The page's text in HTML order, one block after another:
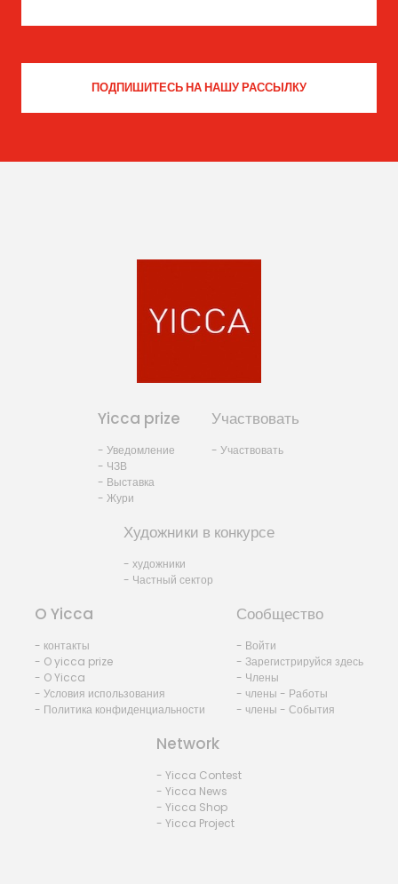
Yicca prize
- Уведомление
- ЧЗВ
- Выставка
- Жури
Участвовать
- Участвовать
Художники в конкурсе
- художники
- Частный сектор
O Yicca
- контакты
- O yicca prize
- O Yicca
- Условия использования
- Политика конфиденциальности
Сообщество
- Войти
- Зарегистрируйся здесь
- Члены
- члены - Работы
- члены - События
Network
- Yicca Contest
- Yicca News
- Yicca Shop
- Yicca Project